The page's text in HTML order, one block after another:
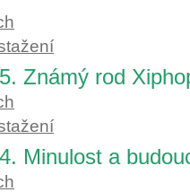
Známý rod
Minulost a